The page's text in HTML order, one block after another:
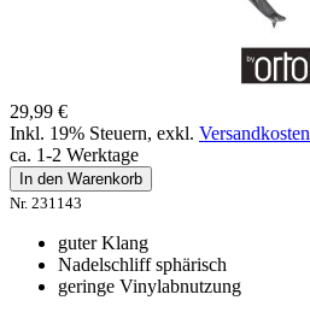
29,99 €
Inkl. 19% Steuern, exkl. Versandkosten
ca. 1-2 Werktage
In den Warenkorb
Nr. 231143
guter Klang
Nadelschliff sphärisch
geringe Vinylabnutzung